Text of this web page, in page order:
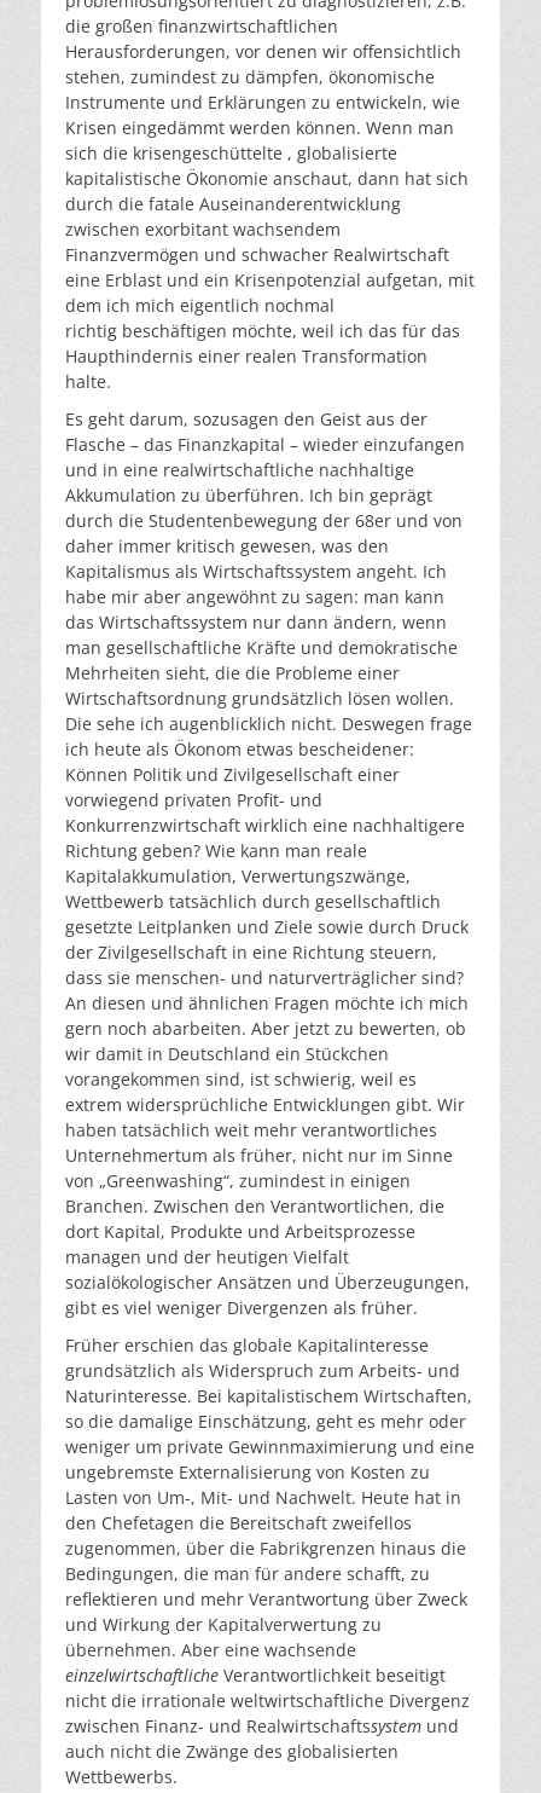
die großen finanzwirtschaftlichen
Herausforderungen, vor denen wir offensichtlich
stehen, zumindest zu dämpfen, ökonomische
Instrumente und Erklärungen zu entwickeln, wie
Krisen eingedämmt werden können. Wenn man
sich die krisengeschüttelte , globalisierte
kapitalistische Ökonomie anschaut, dann hat sich
durch die fatale Auseinanderentwicklung
zwischen exorbitant wachsendem
Finanzvermögen und schwacher Realwirtschaft
eine Erblast und ein Krisenpotenzial aufgetan, mit
dem ich mich eigentlich nochmal
richtig beschäftigen möchte, weil ich das für das
Haupthindernis einer realen Transformation
halte.
Es geht darum, sozusagen den Geist aus der
Flasche – das Finanzkapital – wieder einzufangen
und in eine realwirtschaftliche nachhaltige
Akkumulation zu überführen. Ich bin geprägt
durch die Studentenbewegung der 68er und von
daher immer kritisch gewesen, was den
Kapitalismus als Wirtschaftssystem angeht. Ich
habe mir aber angewöhnt zu sagen: man kann
das Wirtschaftssystem nur dann ändern, wenn
man gesellschaftliche Kräfte und demokratische
Mehrheiten sieht, die die Probleme einer
Wirtschaftsordnung grundsätzlich lösen wollen.
Die sehe ich augenblicklich nicht. Deswegen frage
ich heute als Ökonom etwas bescheidener:
Können Politik und Zivilgesellschaft einer
vorwiegend privaten Profit- und
Konkurrenzwirtschaft wirklich eine nachhaltigere
Richtung geben? Wie kann man reale
Kapitalakkumulation, Verwertungszwänge,
Wettbewerb tatsächlich durch gesellschaftlich
gesetzte Leitplanken und Ziele sowie durch Druck
der Zivilgesellschaft in eine Richtung steuern,
dass sie menschen- und naturverträglicher sind?
An diesen und ähnlichen Fragen möchte ich mich
gern noch abarbeiten. Aber jetzt zu bewerten, ob
wir damit in Deutschland ein Stückchen
vorangekommen sind, ist schwierig, weil es
extrem widersprüchliche Entwicklungen gibt. Wir
haben tatsächlich weit mehr verantwortliches
Unternehmertum als früher, nicht nur im Sinne
von „Greenwashing“, zumindest in einigen
Branchen. Zwischen den Verantwortlichen, die
dort Kapital, Produkte und Arbeitsprozesse
managen und der heutigen Vielfalt
sozialökologischer Ansätzen und Überzeugungen,
gibt es viel weniger Divergenzen als früher.
Früher erschien das globale Kapitalinteresse
grundsätzlich als Widerspruch zum Arbeits- und
Naturinteresse. Bei kapitalistischem Wirtschaften,
so die damalige Einschätzung, geht es mehr oder
weniger um private Gewinnmaximierung und eine
ungebremste Externalisierung von Kosten zu
Lasten von Um-, Mit- und Nachwelt. Heute hat in
den Chefetagen die Bereitschaft zweifellos
zugenommen, über die Fabrikgrenzen hinaus die
Bedingungen, die man für andere schafft, zu
reflektieren und mehr Verantwortung über Zweck
und Wirkung der Kapitalverwertung zu
übernehmen. Aber eine wachsende
einzelwirtschaftliche Verantwortlichkeit beseitigt
nicht die irrationale weltwirtschaftliche Divergenz
zwischen Finanz- und Realwirtschaftssystem und
auch nicht die Zwänge des globalisierten
Wettbewerbs.